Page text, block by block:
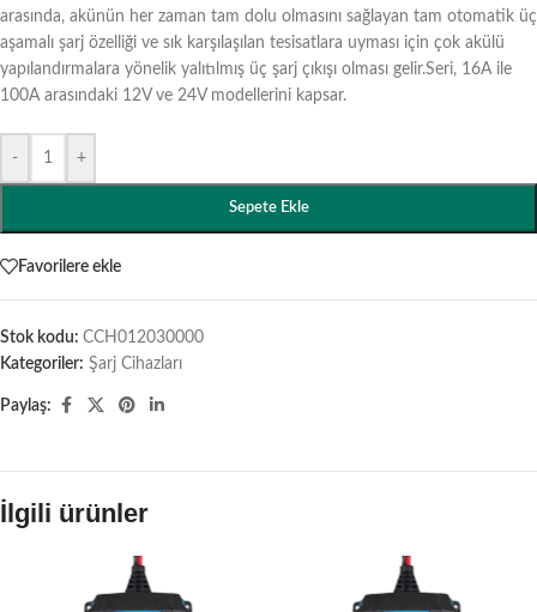
arasında, akünün her zaman tam dolu olmasını sağlayan tam otomatik üç
aşamalı şarj özelliği ve sık karşılaşılan tesisatlara uyması için çok akülü
yapılandırmalara yönelik yalıtılmış üç şarj çıkışı olması gelir.Seri, 16A ile
100A arasındaki 12V ve 24V modellerini kapsar.
- +
Sepete Ekle
Favorilere ekle
Stok kodu: CCH012030000
Kategoriler: Şarj Cihazları
Paylaş:
İlgili ürünler